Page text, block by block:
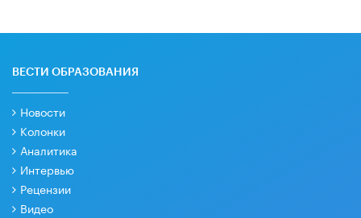
ВЕСТИ ОБРАЗОВАНИЯ
Новости
Колонки
Аналитика
Интервью
Рецензии
Видео